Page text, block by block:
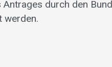
durch den
werden.